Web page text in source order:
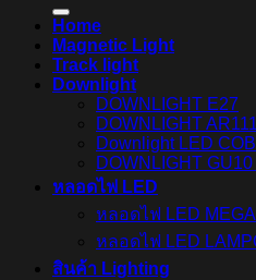
Home
Magnetic Light
Track light
Downlight
DOWNLIGHT E27
DOWNLIGHT AR111
Downlight LED COB
DOWNLIGHT
หลอดไฟ LED
หลอดไฟ LED
หลอดไฟ LED
สินค้า Lighting